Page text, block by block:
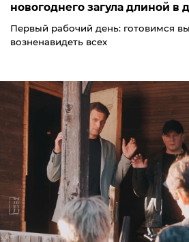
новогоднего загула длиной в
Первый рабочий день: готовимся
возненавидеть всех